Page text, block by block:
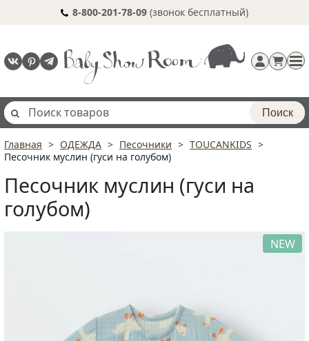
8-800-201-78-09 (звонок бесплатный)
Регистрация
Поиск
Главная ОДЕЖДА Песочники
TOUCANKIDS
Песочник муслин (гуси на голубом)
Песочник муслин (гуси на
голубом)
NEW